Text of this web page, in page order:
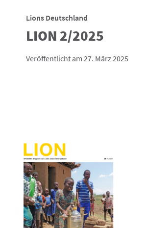
Lions Deutschland
LION 2/2025
Veröffentlicht am 27. März 2025